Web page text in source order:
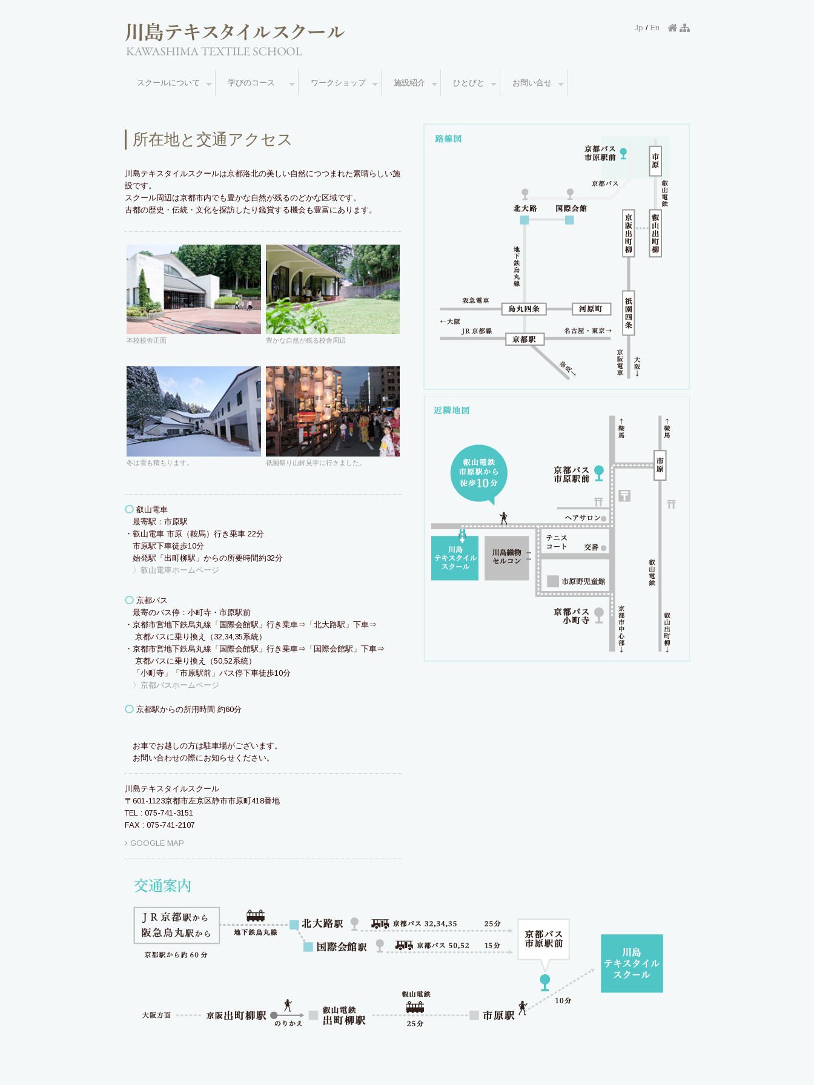
Jp / En
スクールについて 学びのコース ワークショップ 施設紹介 ひとびと お問い合せ
所在地と交通アクセス
川島テキスタイルスクールは京都洛北の美しい自然につつまれた素晴らしい施
設です。
スクール周辺は京都市内でも豊かな自然が残るのどかな区域です。
古都の歴史・伝統・文化を探訪したり鑑賞する機会も豊富にあります。
本校校舎正面 豊かな自然が残る校舎周辺
冬は雪も積もります。 祇園祭り山鉾見学に行きました。
叡山電車
最寄駅：市原駅
・叡山電車 市原（鞍馬）行き乗車 22分
市原駅下車徒歩10分
始発駅「出町柳駅」からの所要時間約32分
〉叡山電車ホームページ
京都バス
最寄のバス停：小町寺・市原駅前
・京都市営地下鉄烏丸線「国際会館駅」行き乗車⇒「北大路駅」下車⇒
京都バスに乗り換え（32,34,35系統）
・京都市営地下鉄烏丸線「国際会館駅」行き乗車⇒「国際会館駅」下車⇒
京都バスに乗り換え（50,52系統）
「小町寺」「市原駅前」バス停下車徒歩10分
〉京都バスホームページ
京都駅からの所用時間 約60分
お車でお越しの方は駐車場がございます。
お問い合わせの際にお知らせください。
川島テキスタイルスクール
〒601-1123京都市左京区静市市原町418番地
TEL : 075-741-3151
FAX : 075-741-2107
GOOGLE MAP